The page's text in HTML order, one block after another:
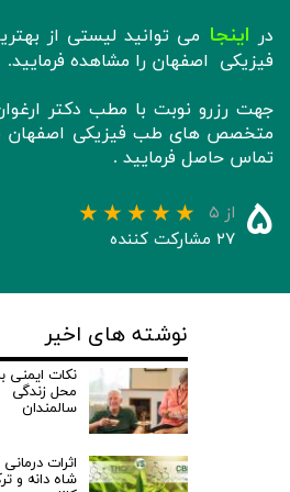
در اینجا می توانید لیستی از
فیزیکی اصفهان را مشاهده فرمایید.
جهت رزرو نوبت با مطب دکتر
متخصص های طب فیزیکی اصفهان
تماس حاصل فرمایید .
۵ از ۵
۲۷ مشارکت کننده
نوشته های اخیر
نکات ایمنی
محل زندگی
سالمندان
اثرات درمانی
شاه دانه و